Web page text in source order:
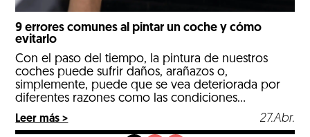
9 errores comunes al pintar un coche y cómo
evitarlo
Con el paso del tiempo, la pintura de nuestros
coches puede sufrir daños, arañazos o,
simplemente, puede que se vea deteriorada por
diferentes razones como las condiciones
meteorológicas o el uso del automóvil. Pintar un
coche un coche es una tarea muy específica, de la
Leer más > 27.Abr.